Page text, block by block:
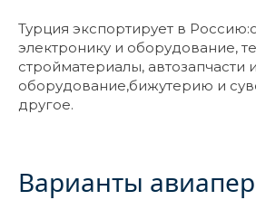
Турция экспортирует в
электронику и оборудование,
стройматериалы, автозапчасти
оборудование,бижутерию и
другое.
Варианты